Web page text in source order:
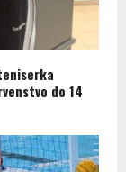
do 14